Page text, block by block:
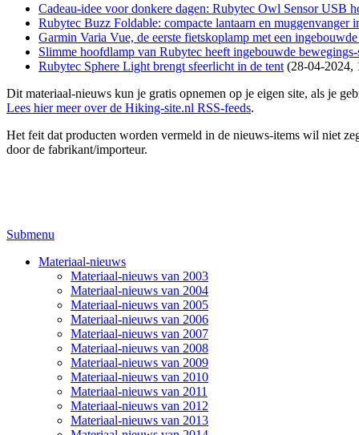
Cadeau-idee voor donkere dagen: Rubytec Owl Sensor USB
Rubytec Buzz Foldable: compacte lantaarn en muggenvanger
Garmin Varia Vue, de eerste fietskoplamp met een
Slimme hoofdlamp van Rubytec heeft ingebouwde bewegings-
Rubytec Sphere Light brengt sfeerlicht in de tent (28-04-2024,
Dit materiaal-nieuws kun je gratis opnemen op je eigen site, als je
Lees hier meer over de Hiking-site.nl RSS-feeds.
Het feit dat producten worden vermeld in de nieuws-items wil niet
door de fabrikant/importeur.
Submenu
Materiaal-nieuws
Materiaal-nieuws van 2003
Materiaal-nieuws van 2004
Materiaal-nieuws van 2005
Materiaal-nieuws van 2006
Materiaal-nieuws van 2007
Materiaal-nieuws van 2008
Materiaal-nieuws van 2009
Materiaal-nieuws van 2010
Materiaal-nieuws van 2011
Materiaal-nieuws van 2012
Materiaal-nieuws van 2013